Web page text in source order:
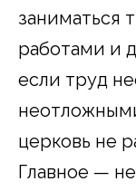
заниматься
работами и
если труд
церковь не
Главное —